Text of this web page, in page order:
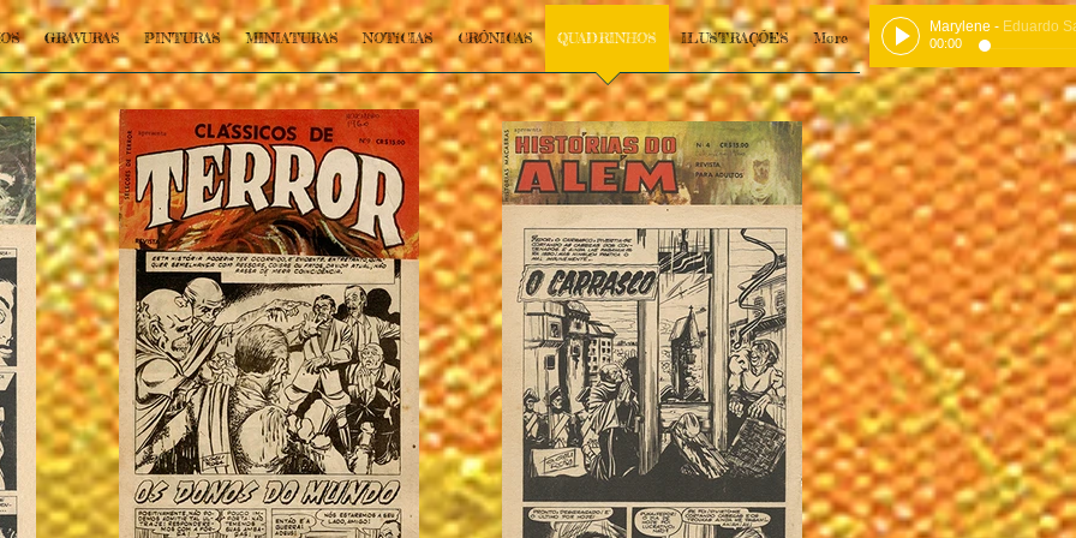
GRAVURAS PINTURAS MINIATURAS NOTíCIAS CRÔNICAS QUADRINHOS ILUSTRAÇÕES More
Marylene - Eduardo
00:00